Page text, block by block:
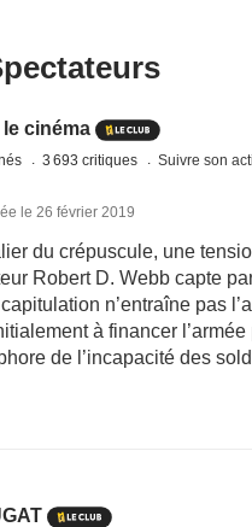
le cinéma
3 693 critiques Suivre son
le 26 février 2019
du crépuscule, une
Robert D. Webb capte
n’entraîne pas
à financer
de l’incapacité des